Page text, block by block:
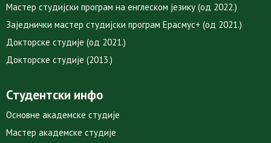
Мастер студијски програм на енглеском језику (од 2022.)
Заједнички мастер студијски програм Ерасмус+ (од 2021.)
Докторске студије (од 2021.)
Докторске студије (2013.)
Студентски инфо
Основне академске студије
Мастер академске студије